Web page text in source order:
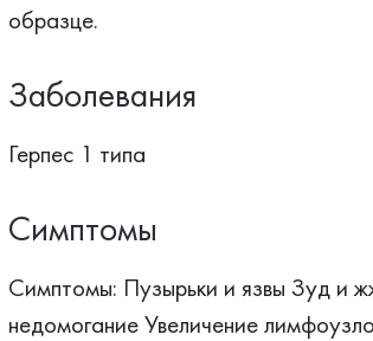
образце.
Заболевания
Герпес 1 типа
Симптомы
Симптомы: Пузырьки и язвы Зуд и
недомогание Увеличение